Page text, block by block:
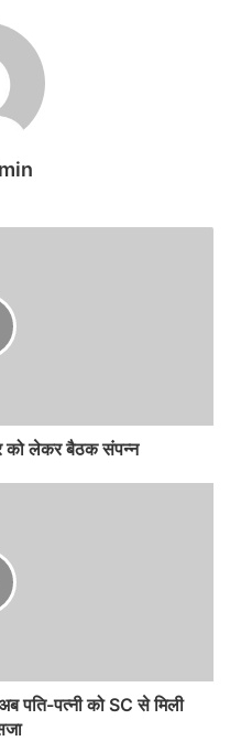
को लेकर बैठक संपन्न
पति-पत्नी को SC से मिली